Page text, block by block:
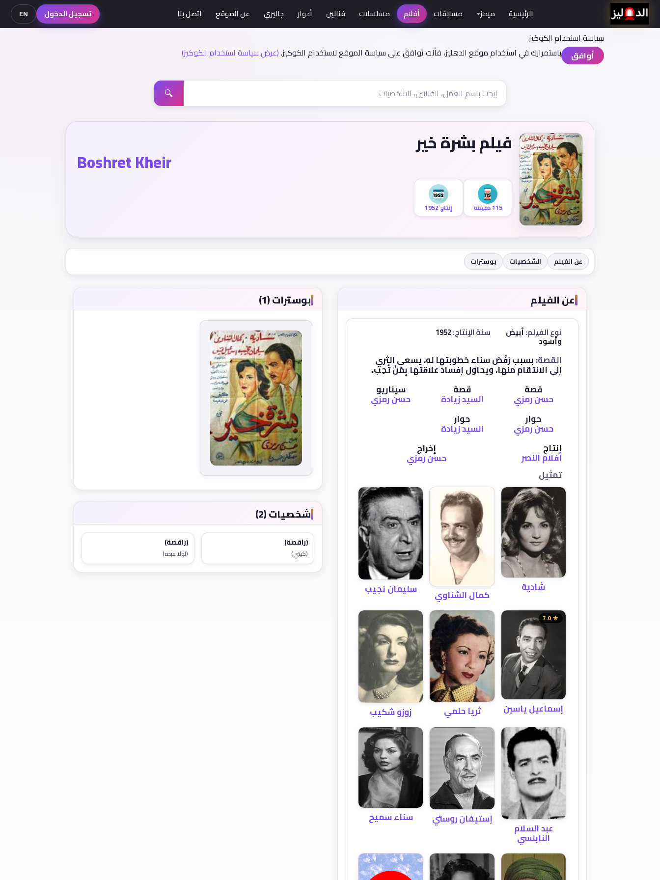
سياسة اسنخدام الكوكيز
أوافق
باستمرارك في استخدام موقع الدهليز، فأنت توافق على سياسة الموقع لاستخدام الكوكيز.(عرض سياسة استخدام الكوكيز)
الرئيسية ميمز مسابقات أفلام مسلسلات فنانين أدوار جاليري عن الموقع اتصل بنا تسجيل الدخول EN
🔍
فيلم بشرة خير
Boshret Kheir
115 دقيقة إنتاج 1952
عن الفيلم الشخصيات بوسترات
عن الفيلم
نوع الفيلم:أبيض
وأسود
سنة الإنتاج:
القصة:بسبب رَفْض سناء خطوبتها له، يسعى الثري
إلى الانتقام منها، ويحاول إفساد علاقتها بِمَنْ تُحِب.
قصة
حسن رمزي
قصة
السيد زيادة
سيناريو
حسن رمزي
حوار
حسن رمزي
حوار
السيد زيادة
إنتاج
أفلام النصر
إخراج
حسن رمزي
تمثيل
شادية
كمال الشناوي سليمان نجيب
★ 7.0
إسماعيل ياسين ثريا حلمي زوزو شكيب
عبد السلام
النابلسي
إستيفان روستي سناء سميح
بوسترات (1)
شخصيات (2)
(راقصة)
(كيتي)
(راقصة)
(لولا عبده)